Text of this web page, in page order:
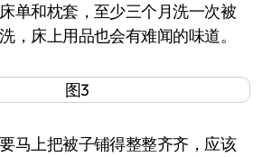
和枕套，至少三个月洗一次被
，床上用品也会有难闻的味道。
上把被子铺得整整齐齐，应该